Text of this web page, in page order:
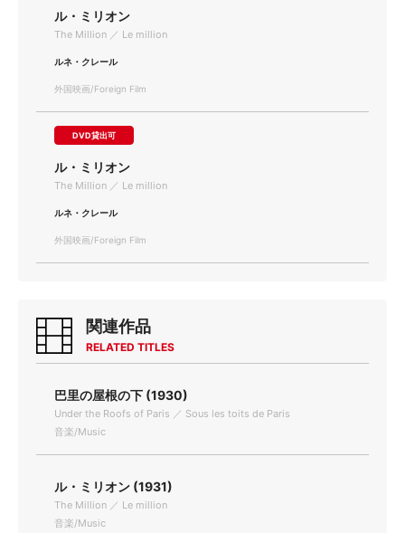
ル・ミリオン
The Million ／ Le million
ルネ・クレール
外国映画/Foreign Film
DVD貸出可
ル・ミリオン
The Million ／ Le million
ルネ・クレール
外国映画/Foreign Film
関連作品
RELATED TITLES
巴里の屋根の下 (1930)
Under the Roofs of Paris ／ Sous les toits de Paris
音楽/Music
ル・ミリオン (1931)
The Million ／ Le million
音楽/Music